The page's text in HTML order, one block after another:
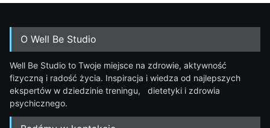
O Well Be Studio
Well Be Studio to Twoje miejsce na zdrowie, aktywność
fizyczną i radość życia. Inspiracja i wiedza od najlepszych
ekspertów w dziedzinie treningu, dietetyki i zdrowia
psychicznego.